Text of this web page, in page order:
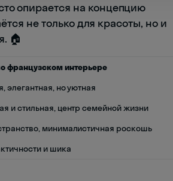
опирается на концепцию
не только для красоты, но и
🏠
французском интерьере
элегантная, но уютная
и стильная, центр семейной жизни
минималистичная роскошь
и шика